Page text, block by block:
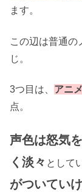
ます。
この辺は普通の
じ。
3つ目は、 アニ
点。
声色は怒気
く淡々 として
がついてい